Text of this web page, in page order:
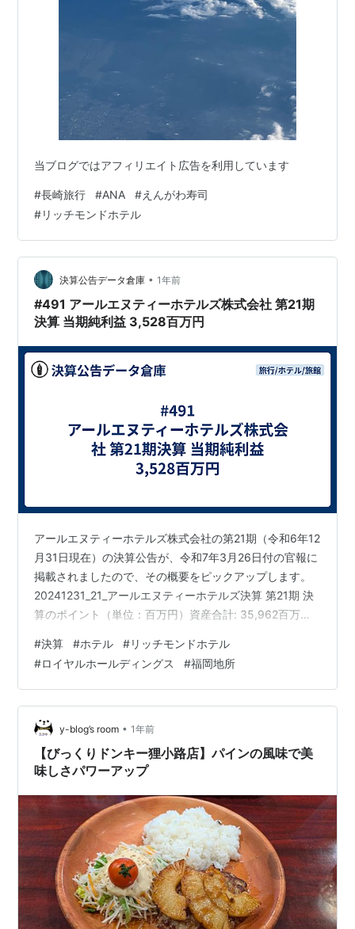
当ブログではアフィリエイト広告を利用しています
#長崎旅行 #ANA #えんがわ寿司
#リッチモンドホテル
決算公告データ倉庫 • 1年前
#491 アールエヌティーホテルズ株式会社 第21期
決算 当期純利益 3,528百万円
アールエヌティーホテルズ株式会社の第21期（令和6年12
月31日現在）の決算公告が、令和7年3月26日付の官報に
掲載されましたので、その概要をピックアップします。
20241231_21_アールエヌティーホテルズ決算 第21期 決
算のポイント（単位：百万円）資産合計: 35,962百万円
資産合計: 953百万円 (約9.5億円)当期純利益: 3,528百万
円 (約35.3億円) 今回の決算では、売上高35,075百万円
（約350.8億円）、営業利益4,941百万円（約49.4億
円）、そして当期純利益は3,528百万円…
#決算 #ホテル #リッチモンドホテル
#ロイヤルホールディングス #福岡地所
y-blog’s room • 1年前
【びっくりドンキー狸小路店】パインの風味で美
味しさパワーアップ